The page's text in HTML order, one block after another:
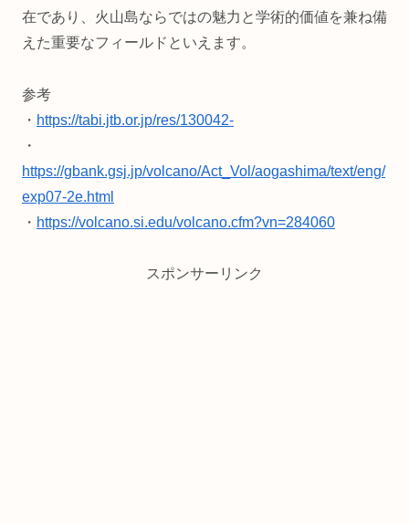
在であり、火山島ならではの魅力と学術的価値を兼ね備
えた重要なフィールドといえます。
参考
・ https://tabi.jtb.or.jp/res/130042-
・
https://gbank.gsj.jp/volcano/Act_Vol/aogashima/text/eng/
exp07-2e.html
・ https://volcano.si.edu/volcano.cfm?vn=284060
スポンサーリンク